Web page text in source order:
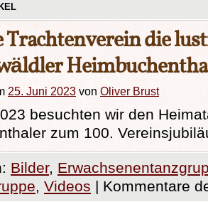
Trachtenverein die
25. Juni 2023 von Oliver Brust
besuchten wir den
zum 100.
Bilder,
, Videos | Kommentare